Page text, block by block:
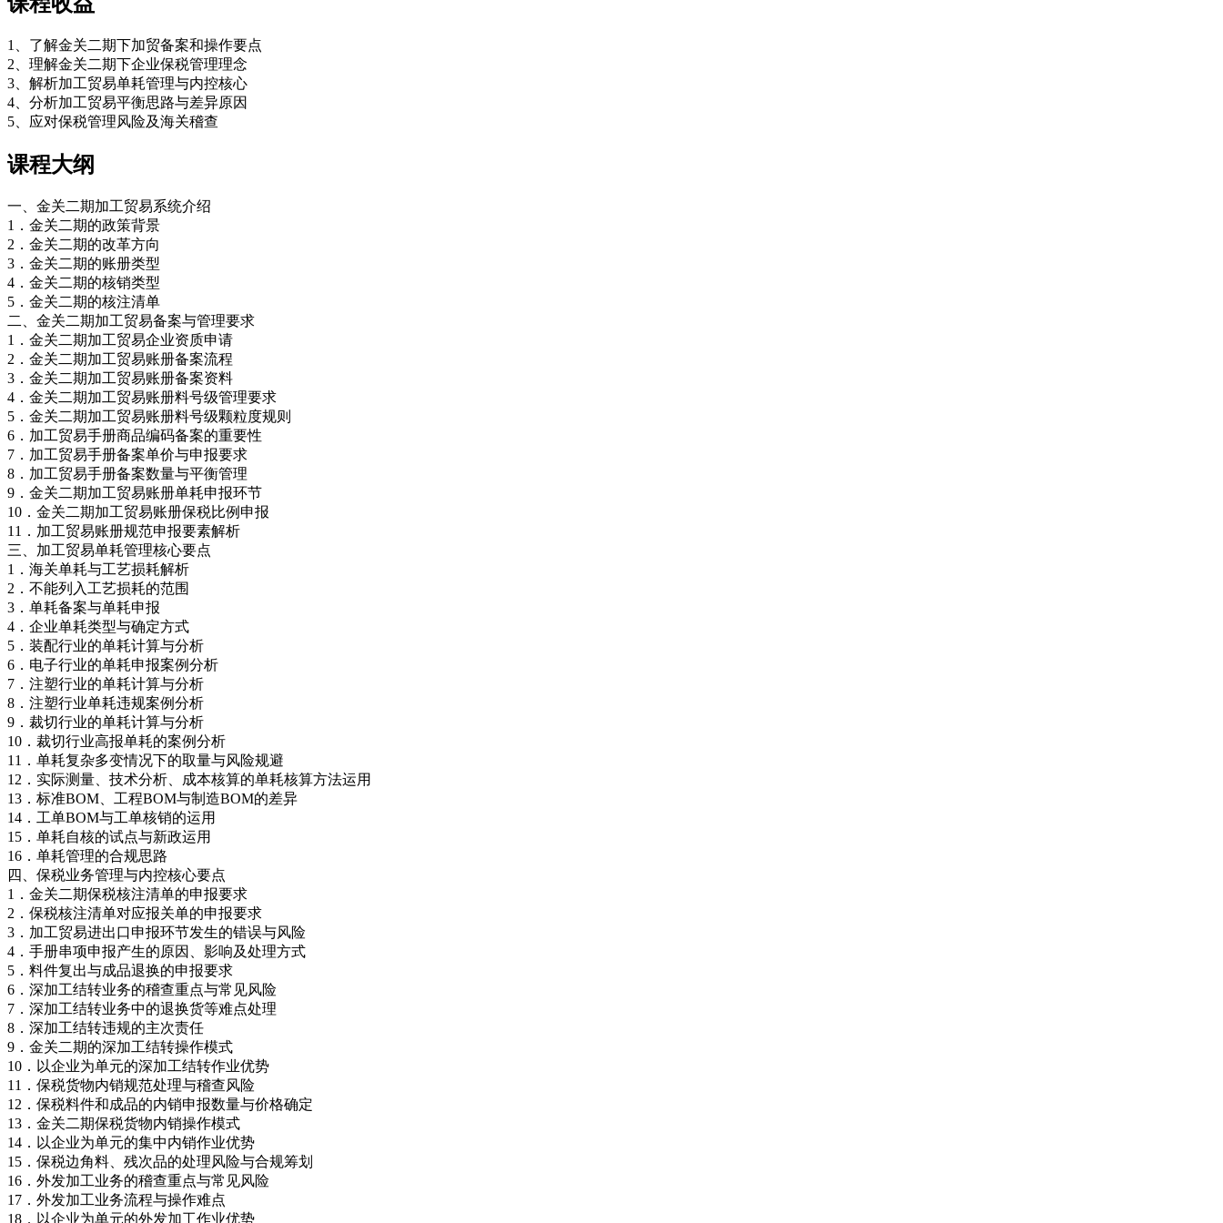
1、了解金关二期下加贸备案和操作要点
2、理解金关二期下企业保税管理理念
3、解析加工贸易单耗管理与内控核心
4、分析加工贸易平衡思路与差异原因
5、应对保税管理风险及海关稽查
课程大纲
一、金关二期加工贸易系统介绍
1．金关二期的政策背景
2．金关二期的改革方向
3．金关二期的账册类型
4．金关二期的核销类型
5．金关二期的核注清单
二、金关二期加工贸易备案与管理要求
1．金关二期加工贸易企业资质申请
2．金关二期加工贸易账册备案流程
3．金关二期加工贸易账册备案资料
4．金关二期加工贸易账册料号级管理要求
5．金关二期加工贸易账册料号级颗粒度规则
6．加工贸易手册商品编码备案的重要性
7．加工贸易手册备案单价与申报要求
8．加工贸易手册备案数量与平衡管理
9．金关二期加工贸易账册单耗申报环节
10．金关二期加工贸易账册保税比例申报
11．加工贸易账册规范申报要素解析
三、加工贸易单耗管理核心要点
1．海关单耗与工艺损耗解析
2．不能列入工艺损耗的范围
3．单耗备案与单耗申报
4．企业单耗类型与确定方式
5．装配行业的单耗计算与分析
6．电子行业的单耗申报案例分析
7．注塑行业的单耗计算与分析
8．注塑行业单耗违规案例分析
9．裁切行业的单耗计算与分析
10．裁切行业高报单耗的案例分析
11．单耗复杂多变情况下的取量与风险规避
12．实际测量、技术分析、成本核算的单耗核算方法运用
13．标准BOM、工程BOM与制造BOM的差异
14．工单BOM与工单核销的运用
15．单耗自核的试点与新政运用
16．单耗管理的合规思路
四、保税业务管理与内控核心要点
1．金关二期保税核注清单的申报要求
2．保税核注清单对应报关单的申报要求
3．加工贸易进出口申报环节发生的错误与风险
4．手册串项申报产生的原因、影响及处理方式
5．料件复出与成品退换的申报要求
6．深加工结转业务的稽查重点与常见风险
7．深加工结转业务中的退换货等难点处理
8．深加工结转违规的主次责任
9．金关二期的深加工结转操作模式
10．以企业为单元的深加工结转作业优势
11．保税货物内销规范处理与稽查风险
12．保税料件和成品的内销申报数量与价格确定
13．金关二期保税货物内销操作模式
14．以企业为单元的集中内销作业优势
15．保税边角料、残次品的处理风险与合规筹划
16．外发加工业务的稽查重点与常见风险
17．外发加工业务流程与操作难点
18．以企业为单元的外发加工作业优势